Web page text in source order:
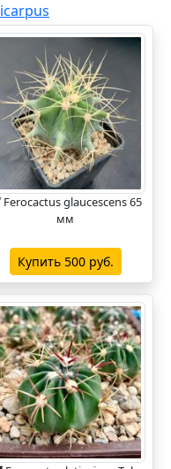
Ferocactus glaucescens 65
мм
Купить 500 руб.